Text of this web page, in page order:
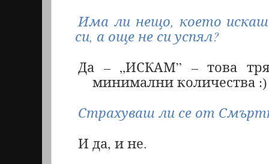
Има ли нещо, което
си, а още не си успял?
Да – „ИСКАМ” – това
минимални количества :)
Страхуваш ли се от
И да, и не.